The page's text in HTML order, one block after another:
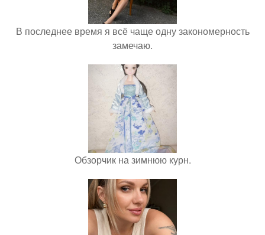
В последнее время я всё чаще одну закономерность
замечаю.
Обзорчик на зимнюю курн.